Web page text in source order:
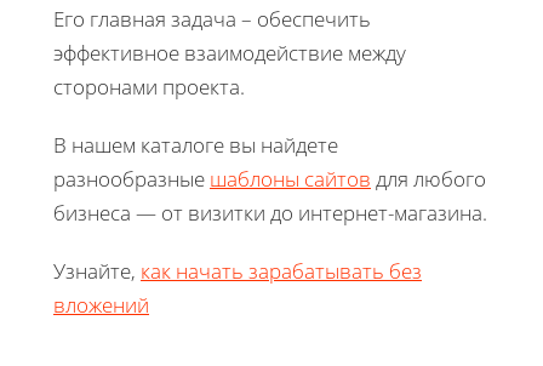
Его главная задача – обеспечить
эффективное взаимодействие между
сторонами проекта.
В нашем каталоге вы найдете
разнообразные шаблоны сайтов для любого
бизнеса — от визитки до интернет-магазина.
Узнайте, как начать зарабатывать без
вложений